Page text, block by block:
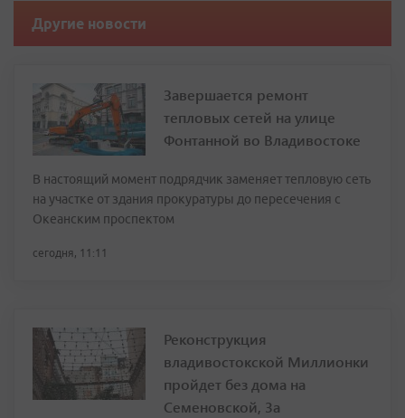
Другие новости
Завершается ремонт
тепловых сетей на улице
Фонтанной во Владивостоке
В настоящий момент подрядчик заменяет тепловую сеть
на участке от здания прокуратуры до пересечения с
Океанским проспектом
сегодня, 11:11
Реконструкция
владивостокской Миллионки
пройдет без дома на
Семеновской, 3а